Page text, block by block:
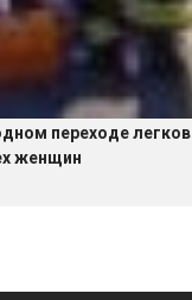
переходе
женщин